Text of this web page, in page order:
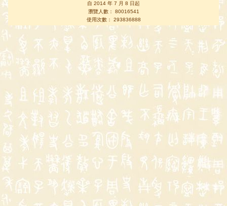
自 2014 年 7 月 8 日起
瀏覽人數： 80016541
使用次數： 293836888